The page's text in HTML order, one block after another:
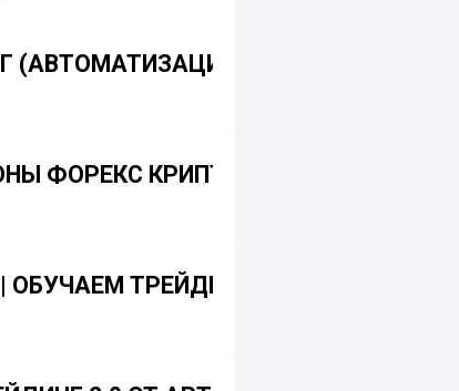
(АВТОМАТИЗАЦИЯ)
ФОРЕКС КРИПТО BINARY OPTIONS
| ОБУЧАЕМ ТРЕЙДИНГУ